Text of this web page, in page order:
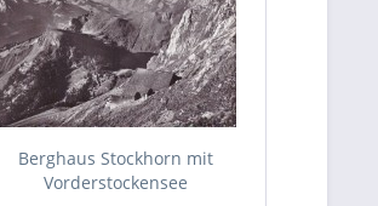
Berghaus Stockhorn mit
Vorderstockensee